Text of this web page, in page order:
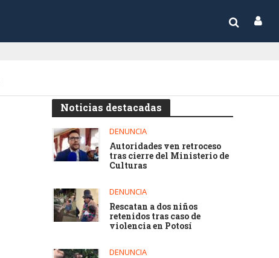
Noticias destacadas
DENUNCIA
Autoridades ven retroceso
tras cierre del Ministerio de
Culturas
DENUNCIA
Rescatan a dos niños
retenidos tras caso de
violencia en Potosí
DENUNCIA